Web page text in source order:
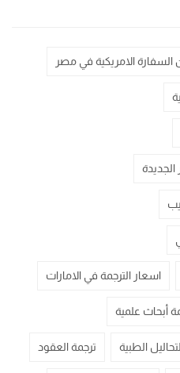
الامريكية في مصر
اسعار الترجمة في الامارات
أبحاث علمية
الطبية ترجمة العقود